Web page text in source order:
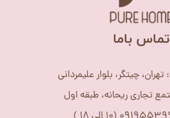
​تماس باما
چیتگر، بلوار علیمردانی
تجاری ریحانه، طبقه اول